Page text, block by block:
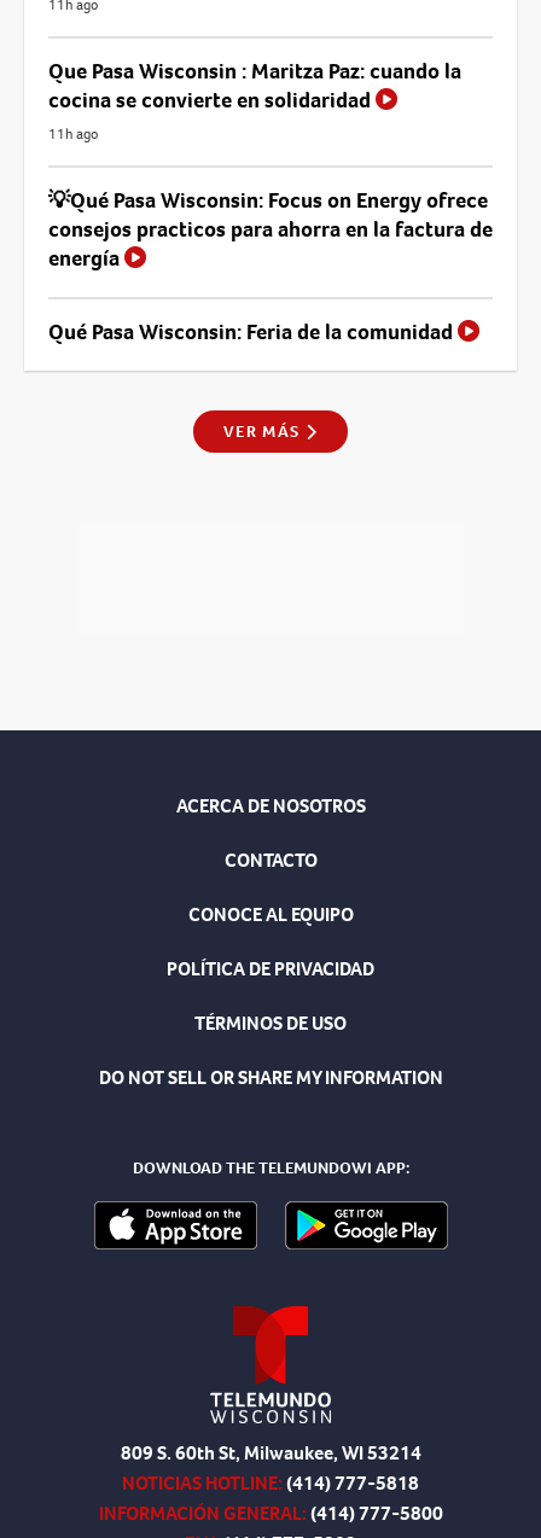
11h ago
Que Pasa Wisconsin : Maritza Paz: cuando la
cocina se convierte en solidaridad
11h ago
💡Qué Pasa Wisconsin: Focus on Energy ofrece
consejos practicos para ahorra en la factura de
energía
Qué Pasa Wisconsin: Feria de la comunidad
VER MÁS
ACERCA DE NOSOTROS
CONTACTO
CONOCE AL EQUIPO
POLÍTICA DE PRIVACIDAD
TÉRMINOS DE USO
DO NOT SELL OR SHARE MY INFORMATION
DOWNLOAD THE TELEMUNDOWI APP:
809 S. 60th St, Milwaukee, WI 53214
NOTICIAS HOTLINE:(414) 777-5818
INFORMACIÓN GENERAL:(414) 777-5800